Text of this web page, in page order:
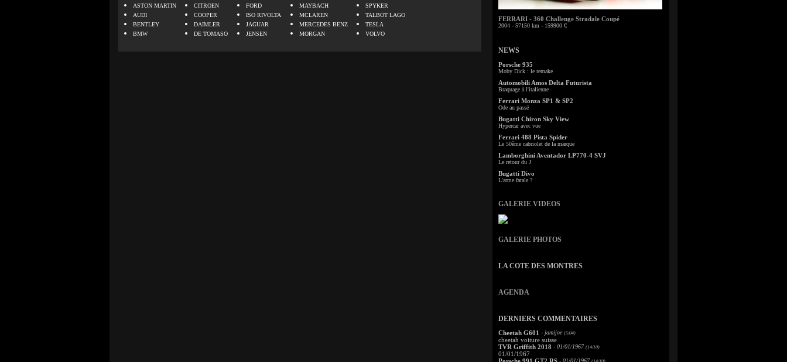
ASTON MARTIN
AUDI
BENTLEY
BMW
CITROEN
COOPER
DAIMLER
DE TOMASO
FORD
ISO RIVOLTA
JAGUAR
JENSEN
MAYBACH
MCLAREN
MERCEDES BENZ
MORGAN
SPYKER
TALBOT LAGO
TESLA
VOLVO
FERRARI - 360 Challenge Stradale Coupé
2004 - 57150 km - 159900 €
NEWS
Porsche 935
Moby Dick : le remake
Automobili Amos Delta Futurista
Braquage à l'italienne
Ferrari Monza SP1 & SP2
Ode au passé
Bugatti Chiron Sky View
Hypercar avec vue
Ferrari 488 Pista Spider
Le 50ème cabriolet de la marque
Lamborghini Aventador LP770-4 SVJ
Le retour du J
Bugatti Divo
L'arme fatale ?
GALERIE VIDEOS
GALERIE PHOTOS
LA COTE DES MONTRES
AGENDA
DERNIERS COMMENTAIRES
Cheetah G601 - jamijoe (5/04)
cheetah voiture suisse
TVR Griffith 2018 - 01/01/1967 (14/10)
01/01/1967
- 01/01/1967